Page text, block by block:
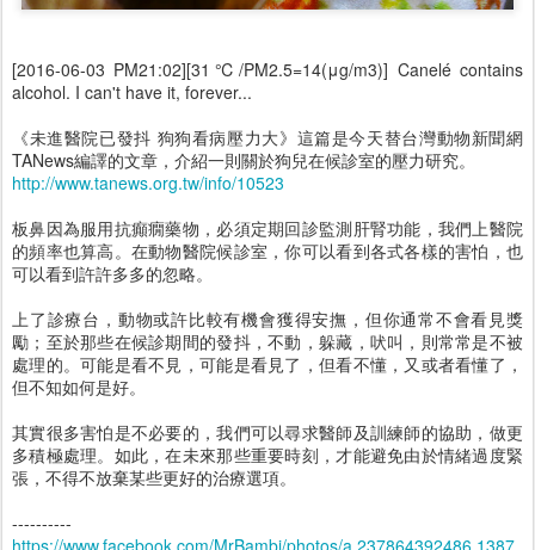
[2016-06-03 PM21:02][31℃/PM2.5=14(μg/m3)] Canelé contains
alcohol. I can't have it, forever...
《未進醫院已發抖 狗狗看病壓力大》這篇是今天替台灣動物新聞網
TANews編譯的文章，介紹一則關於狗兒在候診室的壓力研究。
http://www.tanews.org.tw/info/10523
板鼻因為服用抗癲癇藥物，必須定期回診監測肝腎功能，我們上醫院
的頻率也算高。在動物醫院候診室，你可以看到各式各樣的害怕，也
可以看到許許多多的忽略。
上了診療台，動物或許比較有機會獲得安撫，但你通常不會看見獎
勵；至於那些在候診期間的發抖，不動，躲藏，吠叫，則常常是不被
處理的。可能是看不見，可能是看見了，但看不懂，又或者看懂了，
但不知如何是好。
其實很多害怕是不必要的，我們可以尋求醫師及訓練師的協助，做更
多積極處理。如此，在未來那些重要時刻，才能避免由於情緒過度緊
張，不得不放棄某些更好的治療選項。
----------
https://www.facebook.com/MrBambi/photos/a.237864392486.1387